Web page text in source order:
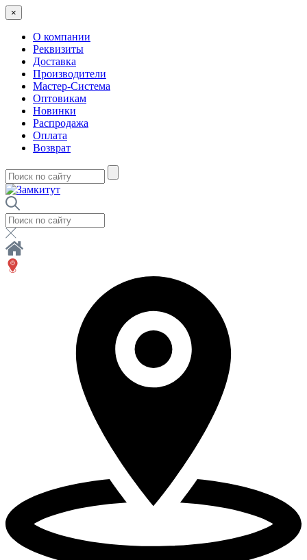
×
О компании
Реквизиты
Доставка
Производители
Мастер-Система
Оптовикам
Новинки
Распродажа
Оплата
Возврат